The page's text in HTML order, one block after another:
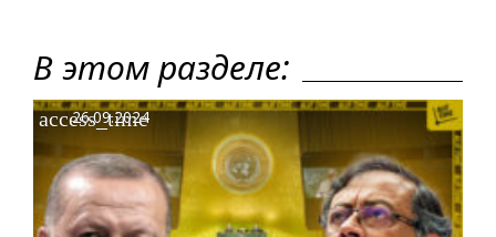
В этом разделе:
access_time
26.09.2024